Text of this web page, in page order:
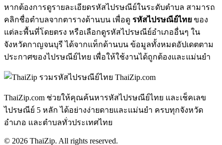
หากต้องการดูรายละเอียดรหัสไปรษณีย์ในระดับตำบล สามารถ
คลิกชื่อตำบลจากตารางด้านบน เพื่อดู รหัสไปรษณีย์ไทย ของ
แต่ละพื้นที่โดยตรง หรือเลือกดูรหัสไปรษณีย์อำเภออื่นๆ ใน
จังหวัดกาญจนบุรี ได้จากแท็กด้านบน ข้อมูลทั้งหมดอัปเดตตาม
ประกาศของไปรษณีย์ไทย เพื่อให้ใช้งานได้ถูกต้องและแม่นยำ
ThaiZip.com
ThaiZip.com ช่วยให้คุณค้นหารหัสไปรษณีย์ไทย และเช็คเลข
ไปรษณีย์ 5 หลัก ได้อย่างง่ายดายและแม่นยำ ครบทุกจังหวัด
อำเภอ และตำบลทั่วประเทศไทย
© 2026 ThaiZip. All rights reserved.